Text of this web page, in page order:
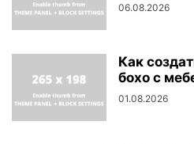
06.08.2026
Как
бохо с
01.08.2026